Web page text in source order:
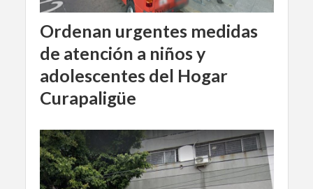
Ordenan urgentes medidas
de atención a niños y
adolescentes del Hogar
Curapaligüe